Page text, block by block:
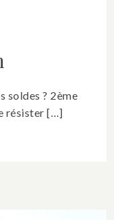
soldes ? 2ème
résister […]